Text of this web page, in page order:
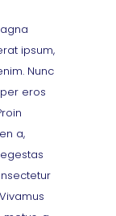
ipsum,
Nunc
eros
a,